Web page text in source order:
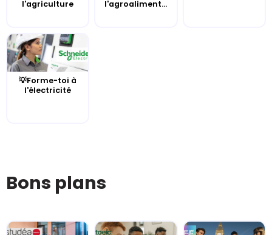
l'agriculture l'agroaliment...
💡Forme-toi à
l'électricité
Bons plans